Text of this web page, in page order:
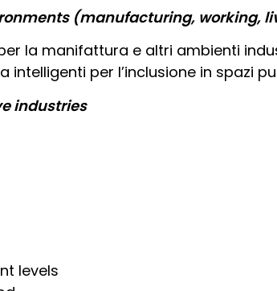
(manufacturing, working,
la manifattura e altri ambienti
per l’inclusione in spazi
industries
levels